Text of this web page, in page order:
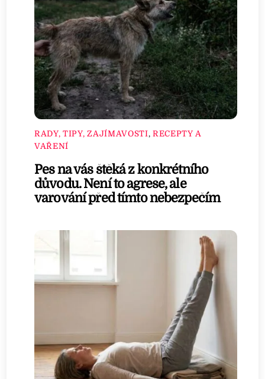
RADY, TIPY, ZAJÍMAVOSTI, RECEPTY A
VAŘENÍ
Pes na vás štěká z konkrétního
důvodu. Není to agrese, ale
varování před tímto nebezpečím